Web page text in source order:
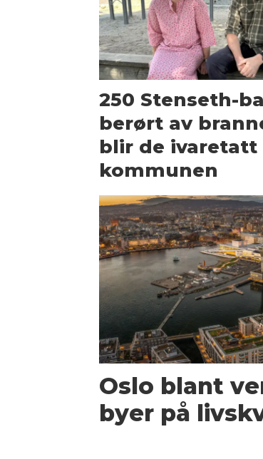
250 Stenseth-
berørt av
blir de ivaretatt
kommunen
Oslo blant
byer på